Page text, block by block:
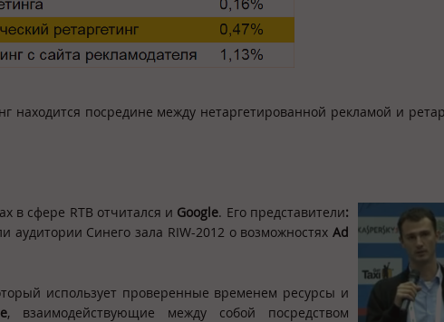
находится посредине между нетаргетированной рекламой и
в сфере RTB отчитался и Google. Его представители:
аудитории Синего зала RIW-2012 о возможностях Ad
использует проверенные временем ресурсы и
, взаимодействующие между собой посредством